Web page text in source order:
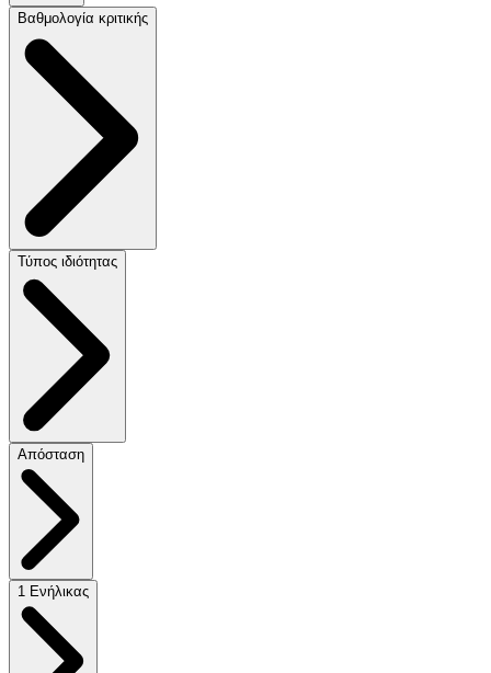
Βαθμολογία κριτικής
Τύπος ιδιότητας
Απόσταση
1 Ενήλικας